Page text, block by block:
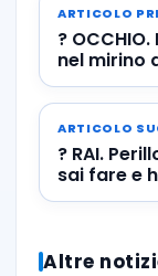
ARTICOLO
?
nel mirino
ARTICOLO
? RAI.
sai fare e
Altre